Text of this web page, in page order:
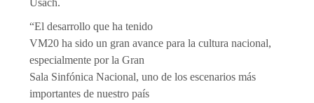
“El desarrollo que ha tenido
VM20 ha sido un gran avance para la cultura nacional,
especialmente por la Gran
Sala Sinfónica Nacional, uno de los escenarios más
importantes de nuestro país